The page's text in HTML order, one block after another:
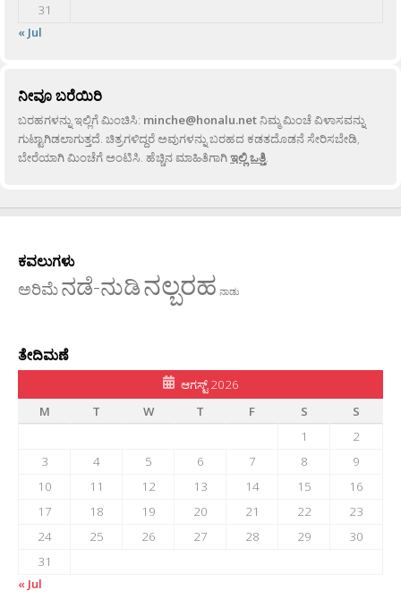
31
« Jul
ನೀವೂ ಬರೆಯಿರಿ
ಬರಹಗಳನ್ನು ಇಲ್ಲಿಗೆ ಮಿಂಚಿಸಿ: minche@honalu.netನಿಮ್ಮ ಮಿಂಚೆ ವಿಳಾಸವನ್ನು
ಗುಟ್ಟಾಗಿಡಲಾಗುತ್ತದೆ. ಚಿತ್ರಗಳಿದ್ದರೆ ಅವುಗಳನ್ನು ಬರಹದ ಕಡತದೊಡನೆ ಸೇರಿಸಬೇಡಿ,
ಬೇರೆಯಾಗಿ ಮಿಂಚೆಗೆ ಅಂಟಿಸಿ. ಹೆಚ್ಚಿನ ಮಾಹಿತಿಗಾಗಿಇಲ್ಲಿ ಒತ್ತಿ.
ಕವಲುಗಳು
ಅರಿಮೆನಡೆ-ನುಡಿನಲ್ಬರಹ ನಾಡು
ತೇದಿಮಣೆ
ಆಗಸ್ಟ್ 2026
M
T W T F S
S
1
2
3
4 5 6 7 8
9
10
11 12 13 14 15
16
17
18 19 20 21 22
23
24
25 26 27 28 29
30
31
« Jul